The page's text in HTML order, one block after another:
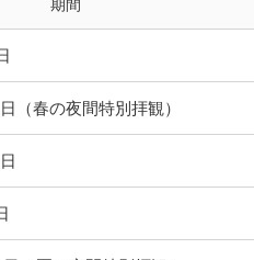
（春の夜間特別拝観）